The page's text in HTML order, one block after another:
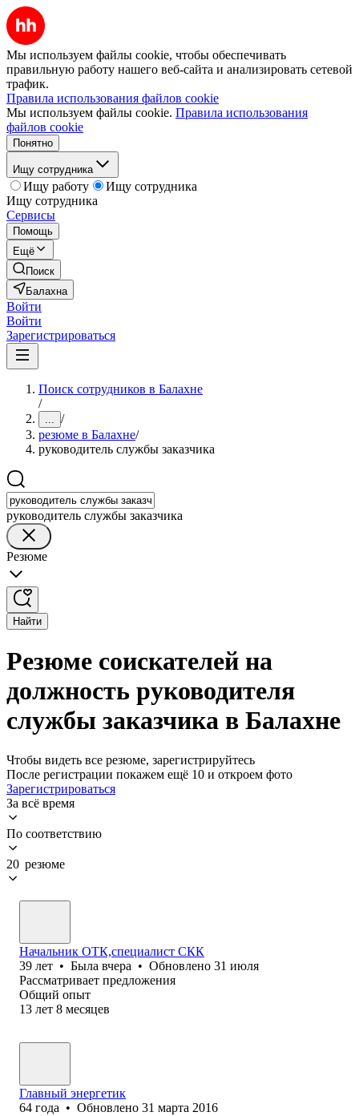
Мы используем файлы cookie, чтобы обеспечивать
правильную работу нашего веб-сайта и анализировать сетевой
трафик.
Правила использования файлов cookie
Мы используем файлы cookie. Правила использования
файлов cookie
Понятно
Ищу сотрудника
Ищу работу
Ищу сотрудника
Ищу сотрудника
Сервисы
Помощь
Ещё
Поиск
Балахна
Войти
Войти
Зарегистрироваться
Поиск сотрудников в Балахне
/
... /
резюме в Балахне/
руководитель службы заказчика
руководитель службы заказчика
Резюме
Найти
Резюме соискателей на
должность руководителя
службы заказчика в Балахне
Чтобы видеть все резюме, зарегистрируйтесь
После регистрации покажем ещё 10 и откроем фото
Зарегистрироваться
За всё время
По соответствию
20 резюме
Начальник ОТК,специалист СКК
39 лет • Была вчера • Обновлено 31 июля
Рассматривает предложения
Общий опыт
13 лет 8 месяцев
Главный энергетик
64 года • Обновлено 31 марта 2016